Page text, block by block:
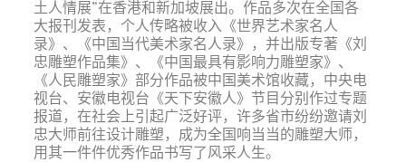
土人情展”在香港和新加坡展出。作品多次在全国各
大报刊发表，个人传略被收入《世界艺术家名人
录》、《中国当代美术家名人录》，并出版专著《刘
忠雕塑作品集》、《中国最具有影响力雕塑家》、
《人民雕塑家》部分作品被中国美术馆收藏，中央电
视台、安徽电视台《天下安徽人》节目分别作过专题
报道，在社会上引起广泛好评，许多省市纷纷邀请刘
忠大师前往设计雕塑，成为全国响当当的雕塑大师，
用其一件件优秀作品书写了风采人生。